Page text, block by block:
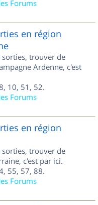
Forums
en région
sorties, trouver de
Ardenne, c'est
10, 51, 52.
Forums
en région
sorties, trouver de
c'est par ici.
55, 57, 88.
Forums